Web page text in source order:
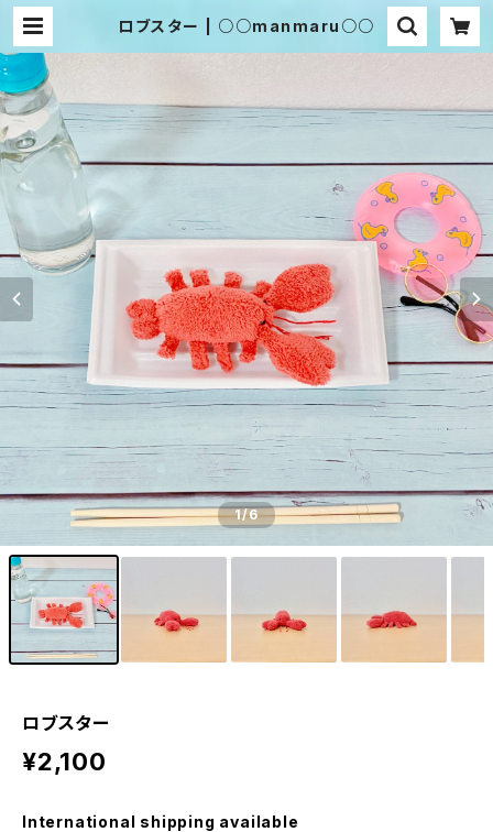
ロブスター | ○○manmaru○○
1/6
ロブスター
¥2,100
International shipping available